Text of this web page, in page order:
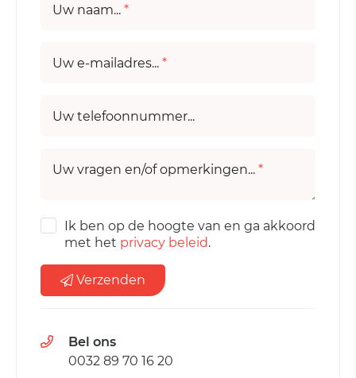
Uw naam... *
Uw e-mailadres... *
Uw telefoonnummer...
Uw vragen en/of opmerkingen... *
Ik ben op de hoogte van en ga akkoord
met het privacy beleid.
Verzenden
Bel ons
0032 89 70 16 20